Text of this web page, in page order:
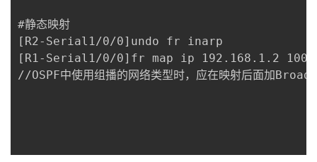
#静态映射
[R2-Serial1/0/0]undo fr inarp
[R1-Serial1/0/0]fr map ip 192.168.1.2 100
//OSPF中使用组播的网络类型时，应在映射后面加